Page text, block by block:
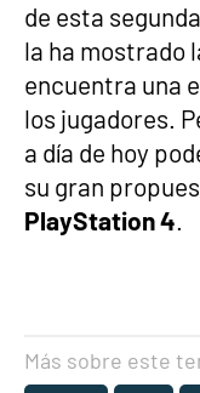
de esta
la ha mostrado
encuentra una
los jugadores.
a día de hoy
su gran
PlayStation 4.
Más sobre este